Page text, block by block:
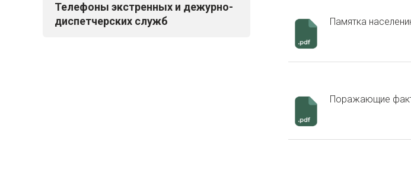
Телефоны экстренных и дежурно-
диспетчерских служб
Памятка
Поражающие